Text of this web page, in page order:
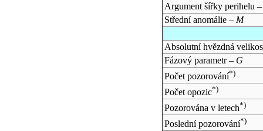
Argument šířky perihelu
Střední anomálie – M
Absolutní hvězdná
Fázový parametr – G
Počet pozorování*)
Počet opozic*)
Pozorována v letech*)
Poslední pozorování*)